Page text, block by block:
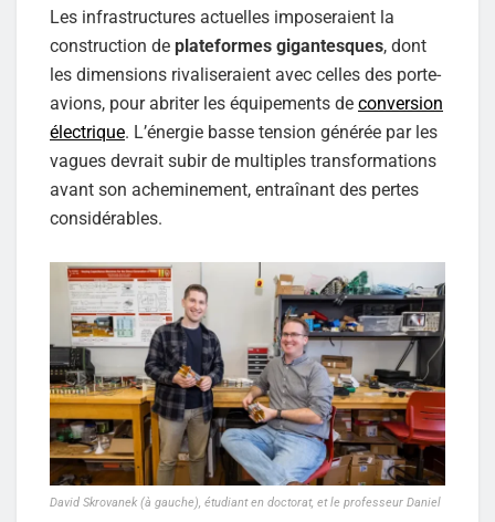
Les infrastructures actuelles imposeraient la
construction de plateformes gigantesques, dont
les dimensions rivaliseraient avec celles des porte-
avions, pour abriter les équipements de conversion
électrique. L’énergie basse tension générée par les
vagues devrait subir de multiples transformations
avant son acheminement, entraînant des pertes
considérables.
David Skrovanek (à gauche), étudiant en doctorat, et le professeur Daniel